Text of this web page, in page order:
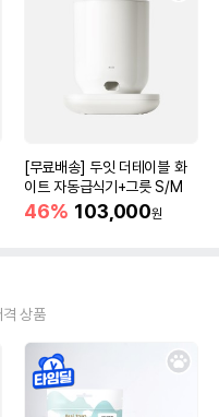
[무료배송] 두잇 더테이블 화
이트 자동급식기+그릇 S/M
46% 103,000원
상품